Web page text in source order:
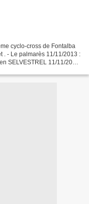
cyclo-cross de Fontalba
. - Le palmarès 11/11/2013 :
SELVESTREL 11/11/2014